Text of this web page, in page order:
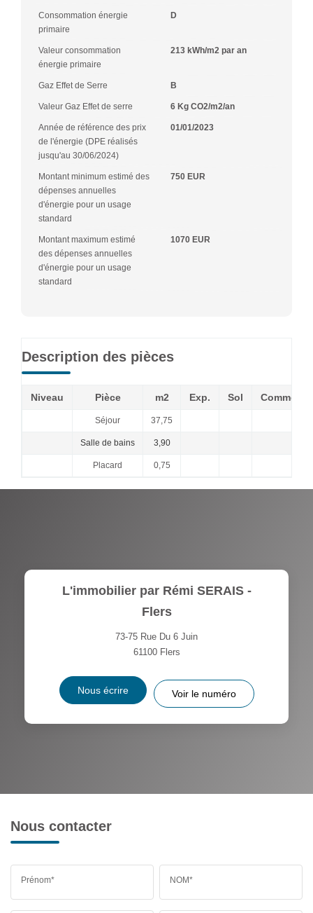
Consommation énergie
primaire
D
Valeur consommation
énergie primaire
213 kWh/m2 par an
Gaz Effet de Serre B
Valeur Gaz Effet de serre 6 Kg CO2/m2/an
Année de référence des prix
de l'énergie (DPE réalisés
jusqu'au 30/06/2024)
01/01/2023
Montant minimum estimé des
dépenses annuelles
d'énergie pour un usage
standard
750 EUR
Montant maximum estimé
des dépenses annuelles
d'énergie pour un usage
standard
1070 EUR
Description des pièces
Niveau Pièce m2 Exp. Sol
Séjour 37,75
Salle de bains 3,90
Placard 0,75
L'immobilier par Rémi SERAIS -
Flers
73-75 Rue Du 6 Juin
61100 Flers
Nous écrire Voir le numéro
Nous contacter
Prénom* NOM*